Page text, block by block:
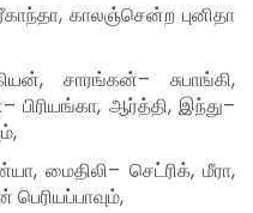
, காலஞ்சென்ற புனிதா
, சாரங்கன்–சுபாங்கி,
–பிரியங்கா, ஆர்த்தி,இந்து–
,
,மைதிலி– செட்ரிக்,மீரா,
,